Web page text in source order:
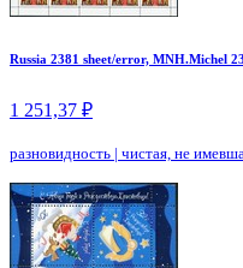
Russia 2381 sheet/error, MNH.Michel
1 251,37 ₽
разновидность | чистая, не